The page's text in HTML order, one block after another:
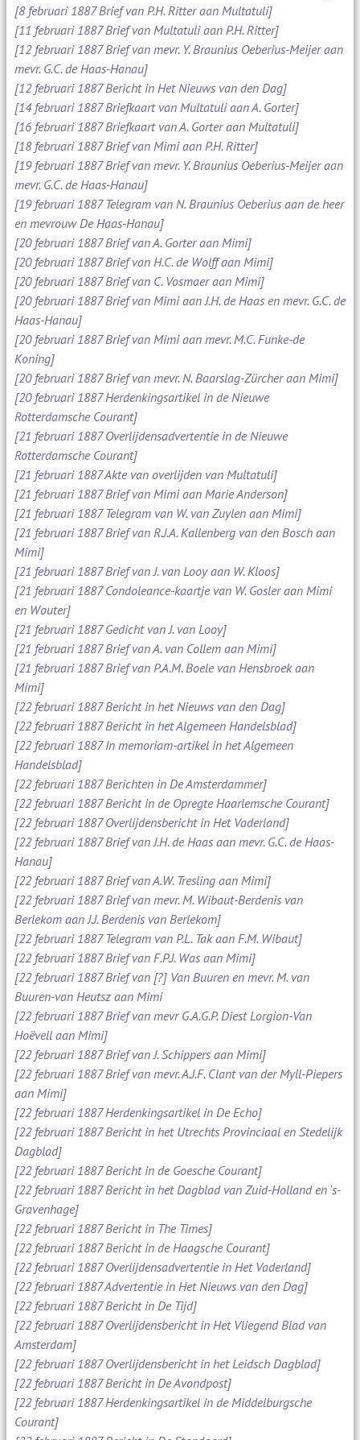
[8 februari 1887 Brief van P.H. Ritter aan Multatuli]
[11 februari 1887 Brief van Multatuli aan P.H. Ritter]
[12 februari 1887 Brief van mevr. Y. Braunius Oeberius-Meijer aan
mevr. G.C. de Haas-Hanau]
[12 februari 1887 Bericht in Het Nieuws van den Dag]
[14 februari 1887 Briefkaart van Multatuli aan A. Gorter]
[16 februari 1887 Briefkaart van A. Gorter aan Multatuli]
[18 februari 1887 Brief van Mimi aan P.H. Ritter]
[19 februari 1887 Brief van mevr. Y. Braunius Oeberius-Meijer aan
mevr. G.C. de Haas-Hanau]
[19 februari 1887 Telegram van N. Braunius Oeberius aan de heer
en mevrouw De Haas-Hanau]
[20 februari 1887 Brief van A. Gorter aan Mimi]
[20 februari 1887 Brief van H.C. de Wolff aan Mimi]
[20 februari 1887 Brief van C. Vosmaer aan Mimi]
[20 februari 1887 Brief van Mimi aan J.H. de Haas en mevr. G.C. de
Haas-Hanau]
[20 februari 1887 Brief van Mimi aan mevr. M.C. Funke-de
Koning]
[20 februari 1887 Brief van mevr. N. Baarslag-Zürcher aan Mimi]
[20 februari 1887 Herdenkingsartikel in de Nieuwe
Rotterdamsche Courant]
[21 februari 1887 Overlijdensadvertentie in de Nieuwe
Rotterdamsche Courant]
[21 februari 1887 Akte van overlijden van Multatuli]
[21 februari 1887 Brief van Mimi aan Marie Anderson]
[21 februari 1887 Telegram van W. van Zuylen aan Mimi]
[21 februari 1887 Brief van R.J.A. Kallenberg van den Bosch aan
Mimi]
[21 februari 1887 Brief van J. van Looy aan W. Kloos]
[21 februari 1887 Condoleance-kaartje van W. Gosler aan Mimi
en Wouter]
[21 februari 1887 Gedicht van J. van Looy]
[21 februari 1887 Brief van A. van Collem aan Mimi]
[21 februari 1887 Brief van P.A.M. Boele van Hensbroek aan
Mimi]
[22 februari 1887 Bericht in het Nieuws van den Dag]
[22 februari 1887 Bericht in het Algemeen Handelsblad]
[22 februari 1887 In memoriam-artikel in het Algemeen
Handelsblad]
[22 februari 1887 Berichten in De Amsterdammer]
[22 februari 1887 Bericht in de Opregte Haarlemsche Courant]
[22 februari 1887 Overlijdensbericht in Het Vaderland]
[22 februari 1887 Brief van J.H. de Haas aan mevr. G.C. de Haas-
Hanau]
[22 februari 1887 Brief van A.W. Tresling aan Mimi]
[22 februari 1887 Brief van mevr. M. Wibaut-Berdenis van
Berlekom aan J.J. Berdenis van Berlekom]
[22 februari 1887 Telegram van P.L. Tak aan F.M. Wibaut]
[22 februari 1887 Brief van F.P.J. Was aan Mimi]
[22 februari 1887 Brief van [?] Van Buuren en mevr. M. van
Buuren-van Heutsz aan Mimi
[22 februari 1887 Brief van mevr G.A.G.P. Diest Lorgion-Van
Hoëvell aan Mimi]
[22 februari 1887 Brief van J. Schippers aan Mimi]
[22 februari 1887 Brief van mevr. A.J.F. Clant van der Myll-Piepers
aan Mimi]
[22 februari 1887 Herdenkingsartikel in De Echo]
[22 februari 1887 Bericht in het Utrechts Provinciaal en Stedelijk
Dagblad]
[22 februari 1887 Bericht in de Goesche Courant]
[22 februari 1887 Bericht in het Dagblad van Zuid-Holland en 's-
Gravenhage]
[22 februari 1887 Bericht in The Times]
[22 februari 1887 Bericht in de Haagsche Courant]
[22 februari 1887 Overlijdensadvertentie in Het Vaderland]
[22 februari 1887 Advertentie in Het Nieuws van den Dag]
[22 februari 1887 Bericht in De Tijd]
[22 februari 1887 Overlijdensbericht in Het Vliegend Blad van
Amsterdam]
[22 februari 1887 Overlijdensbericht in het Leidsch Dagblad]
[22 februari 1887 Bericht in De Avondpost]
[22 februari 1887 Herdenkingsartikel in de Middelburgsche
Courant]